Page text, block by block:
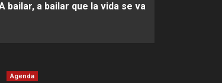
bailar, a bailar que la vida se va
Agenda